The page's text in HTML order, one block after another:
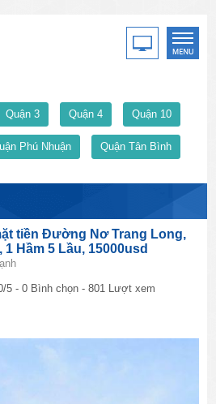
Quận 3 Quận 4 Quận 10
Phú Nhuận Quận Tân Bình
tiền Đường Nơ Trang Long,
Hầm 5 Lầu, 15000usd
/5 -0 Bình chọn - 801 Lượt xem